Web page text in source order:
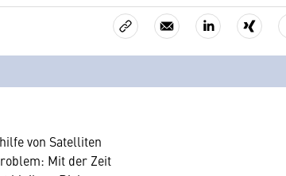
von Satelliten
Mit der Zeit